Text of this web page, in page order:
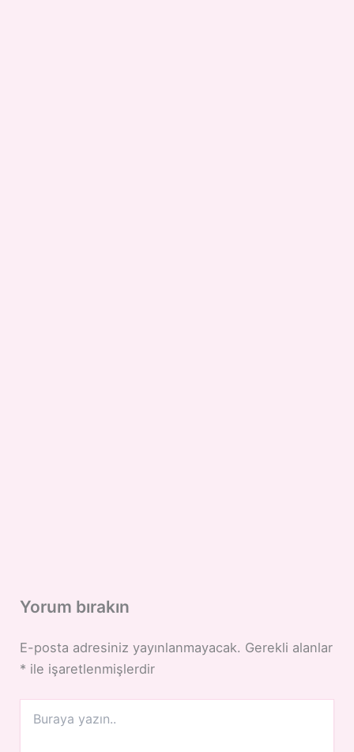
Yorum bırakın
E-posta adresiniz yayınlanmayacak. Gerekli alanlar
* ile işaretlenmişlerdir
yazın..